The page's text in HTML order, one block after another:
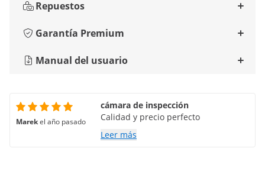
Repuestos
Garantía Premium
Manual del usuario
Marekel año pasado
cámara de inspección
Calidad y precio perfecto
Leer más